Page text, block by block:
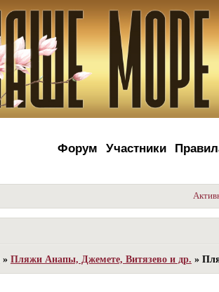
Форум Участники
» Пляжи Анапы, Джемете, Витязево и др. »